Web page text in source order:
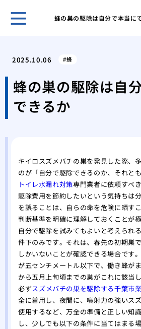
蜂の巣の駆除は自分で本当に
2025.10.06 蜂
蜂の巣の駆除は自
できるか
キイロスズメバチの巣を発見した際、
のが「自分で駆除できるのか、それとも
トイレ水漏れ対策専門業者に依頼すべ
駆除費用を節約したいという気持ちは
を誤ることは、自らの命を危険に晒す
判断基準を明確に理解しておくことが
自分で駆除を試みてもよいと考えられ
件下のみです。それは、春先の初期巣
しかいないことが確認できる場合です
が五センチメートル以下で、働き蜂が
から五月上旬頃までの巣がこれに該当
必ずスズメバチの巣を駆除する千葉市
全に着用し、夜間に、噴射力の強いス
使用するなど、万全の準備と正しい知
し、少しでも以下の条件に当てはまる